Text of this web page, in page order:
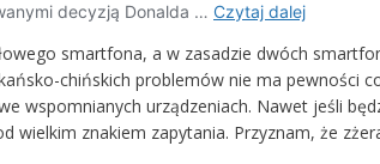
smartfona, a w zasadzie dwóch
chińskich problemów nie ma pewności
wspomnianych urządzeniach. Nawet jeśli
wielkim znakiem zapytania. Przyznam, że